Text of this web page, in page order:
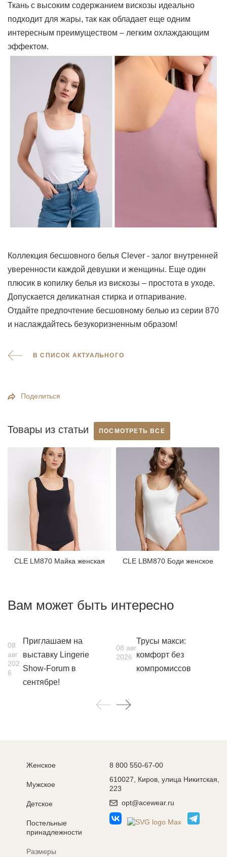
Ткань с высоким содержанием вискозы идеально
подходит для жары, так как обладает еще одним
интересным преимуществом – легким охлаждающим
эффектом.
Коллекция бесшовного белья Clever - залог внутренней
уверенности каждой девушки и женщины. Еще один
плюсик в копилку белья из вискозы – простота в уходе.
Допускается деликатная стирка и отпаривание.
Отдайте предпочтение бесшовному белью из серии 870
и наслаждайтесь безукоризненным образом!
В СПИСОК АКТУАЛЬНОГО
Товары из статьи ПОСМОТРЕТЬ ВСЕ
CLE LM870 Майка женская CLE LBM870 Боди женское
Поделиться
Вам может быть интересно
08
авг
202
6
Приглашаем на
выставку Lingerie
Show-Forum в
сентябре!
08 авг
2026
Трусы макси:
комфорт без
компромиссов
Женское
Мужское
Детское
Постельные
принадлежности
Размеры
8 800 550-67-00
610027, Киров, улица Никитская,
223
opt@acewear.ru